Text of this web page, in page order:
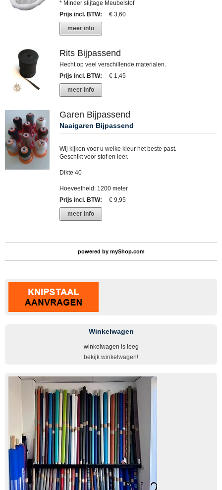
* Minder slijtage Meubelstof
Prijs incl. BTW:
€ 3,60
meer info
Rits Bijpassend
Hecht op veel verschillende materialen.
Prijs incl. BTW:
€ 1,45
meer info
Garen Bijpassend
Naaigaren Bijpassend
Wij kijken voor u welke kleur het beste past.
Geschikt voor stof en leer.
Dikte 40
Hoeveelheid: 1200 meter
Prijs incl. BTW:
€ 9,95
meer info
powered by myShop.com
Winkelwagen
winkelwagen is leeg
bekijk winkelwagen!